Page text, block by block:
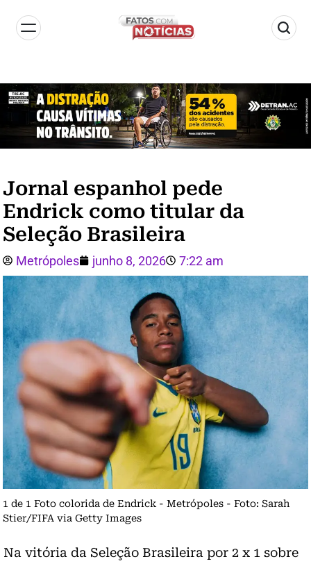
Jornal espanhol pede
Endrick como titular da
Seleção Brasileira
Metrópoles junho 8, 2026 7:22 am
1 de 1 Foto colorida de Endrick - Metrópoles - Foto: Sarah
Stier/FIFA via Getty Images
Na vitória da Seleção Brasileira por 2 x 1 sobre